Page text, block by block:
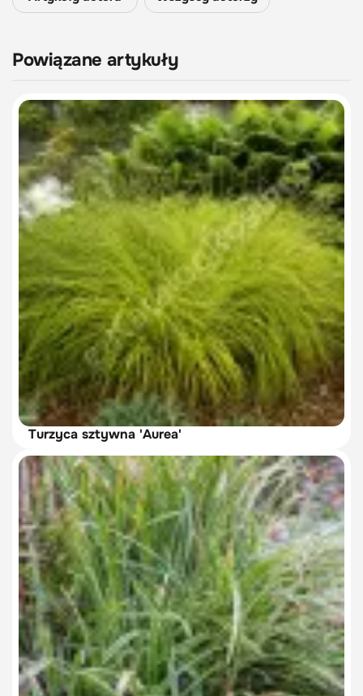
Powiązane artykuły
Turzyca sztywna 'Aurea'